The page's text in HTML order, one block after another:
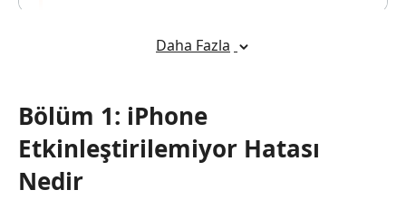
Durumunu Kilit/Akil Edin
6. iPhone Etkinleştirilemiyor Düzeltmek için
Kurtarma Modunu Kullanın[100% Çalışır]
Bölüm 4: Önceki Sahibi Olmadan
Etkinleştireme Kilidini Kaldırma
Daha Fazla
Bölüm 1: iPhone
Etkinleştirilemiyor Hatası
Nedir